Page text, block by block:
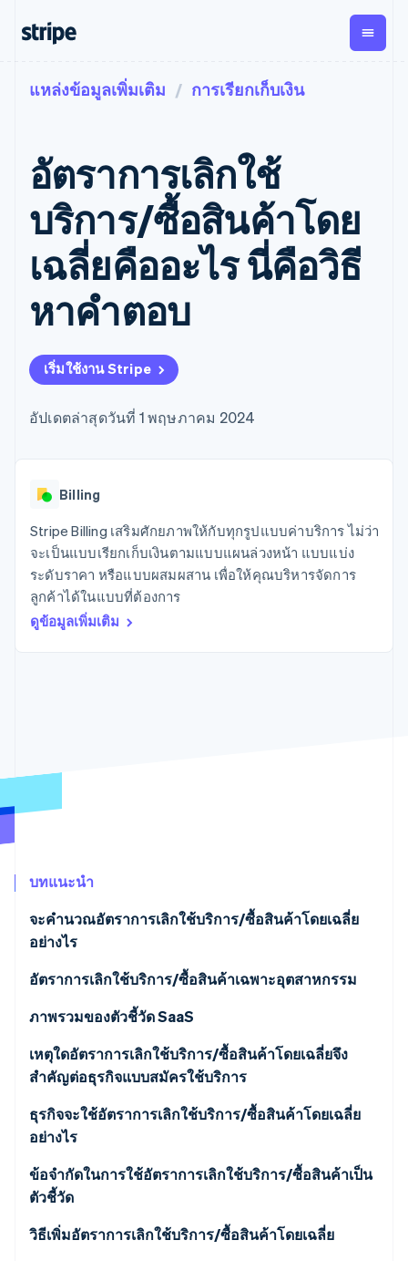
การชำระเงิน
การชำระเงิน
ออนไลน์
Payment links
การชำระเงิน
แบบไม่ต้อง
เขียนโค้ด
Checkout
UI การชำระ
เงินสำเร็จรูป
Elements
องค์ประกอบ UI
วิธีการชำระ
เงิน
มากกว่า 125
Authorization
ยกระดับการ
ชำระเงิน
Link
รวดเร็วขึ้น
รายรับ
รายรับตาม
แบบแผนล่วง
หน้า
Metronome
การเรียกเก็บ
เงินตามการ
ใช้งาน
การชำระเงิน
ตามรอบบิล
การชำระเงิน
ตามรอบบิล
Invoicing
ตามแบบแผน
ล่วงหน้า
Tax
ขายและ VAT
อัตโนมัติ
Revenue
ทำบัญชี
Sigma
รายงานที่
ออกแบบเอง
Data
Pipeline
การ
Global
Payouts
เบิกจ่าย
ให้กับ
บุคคลที่
สาม
Radar
Atlas
การขจัดคาร์บอน
Stripe Sessions 2026
AI อย่างไร
ตามขั้น
ตามกรณีใช้งาน
การค้าแบบใช้เอเจนต์
อีคอมเมิร์ซ
รวมในตัว
การทำงานอัตโนมัติด้าน
ธุรกิจทั่วโลก
การชำระเงินในแอป
มาร์เก็ตเพลส
การจัดการเงิน
แพลตฟอร์ม
บริษัท AI
แวดวงครีเอเตอร์
เกม
การบริการ การเดินทาง
สื่อและความบันเทิง
เอกสารประกอบ
ไลบรารีและ SDK
Stripe Apps
คู่มือ
ติดตั้งใช้งานการชำระเงิน
สำเร็จรูป
มาร์เก็ตเพลส
จัดการการชำระเงินตาม
รอบบิล
เสนอการเรียกเก็บเงินตาม
การใช้งาน
แหล่งข้อมูล
การเชื่อมต่อการทำงาน
บล็อกของนักพัฒนา
เรียนรู้
คู่มือ
การสนับสนุน
รับการสนับสนุน
รับการจัดการ
บริการเฉพาะทาง
การติดต่อ
ติดต่อฝ่ายขาย
แหล่งข้อมูลเพิ่มเติม การเรียกเก็บเงิน
อัตราการเลิกใช้
บริการ/ซื้อสินค้าโดย
เฉลี่ยคืออะไร นี่คือวิธี
หาคําตอบ
เริ่มใช้งาน Stripe
อัปเดตล่าสุดวันที่ 1 พฤษภาคม 2024
Billing
Stripe Billing เสริมศักยภาพให้กับทุกรูปแบบค่าบริการ ไม่ว่า
จะเป็นแบบเรียกเก็บเงินตามแบบแผนล่วงหน้า แบบแบ่ง
ระดับราคา หรือแบบผสมผสาน เพื่อให้คุณบริหารจัดการ
ลูกค้าได้ในแบบที่ต้องการ
ดูข้อมูลเพิ่มเติม
บทแนะนำ
จะคํานวณอัตราการเลิกใช้บริการ/ซื้อสินค้าโดยเฉลี่ย
อย่างไร
การคํานวณอัตราการเลิกใช้บริการ/ซื้อสินค้าจากการ
การคํานวณอัตราการต่ออายุคาดการณ์
อัตราการเลิกใช้บริการ/ซื้อสินค้าเฉพาะอุตสาหกรรม
ภาพรวมของตัวชี้วัด SaaS
อัตราการเลิกใช้บริการ/ซื้อสินค้าโดยเฉลี่ย
ต้นทุนการได้มาซึ่งลูกค้าใหม่ (CAC)
มูลค่าตลอดช่วงอายุ (LTV)
รายรับตามแบบแผนล่วงหน้าต่อเดือน (MRR)
ความพึงพอใจของลูกค้าและคะแนนผู้สนับสนุนสุทธิ
(NPS)
เหตุใดอัตราการเลิกใช้บริการ/ซื้อสินค้าโดยเฉลี่ยจึง
สําคัญต่อธุรกิจแบบสมัครใช้บริการ
ธุรกิจจะใช้อัตราการเลิกใช้บริการ/ซื้อสินค้าโดยเฉลี่ย
อย่างไร
ข้อจํากัดในการใช้อัตราการเลิกใช้บริการ/ซื้อสินค้าเป็น
ตัวชี้วัด
วิธีเพิ่มอัตราการเลิกใช้บริการ/ซื้อสินค้าโดยเฉลี่ย